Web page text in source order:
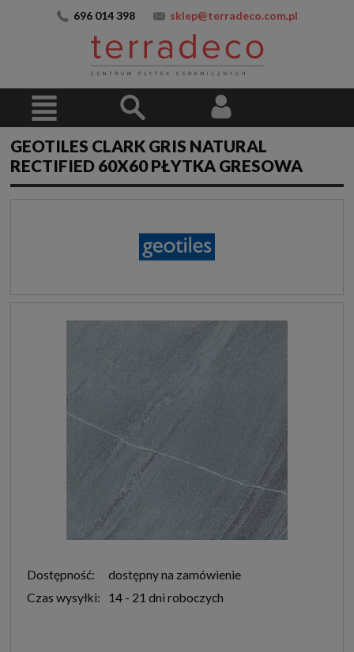
696 014 398 sklep@terradeco.com.pl
GEOTILES CLARK GRIS NATURAL
RECTIFIED 60X60 PŁYTKA GRESOWA
Dostępność:
dostępny na zamówienie
Czas wysyłki:
14 - 21 dni roboczych